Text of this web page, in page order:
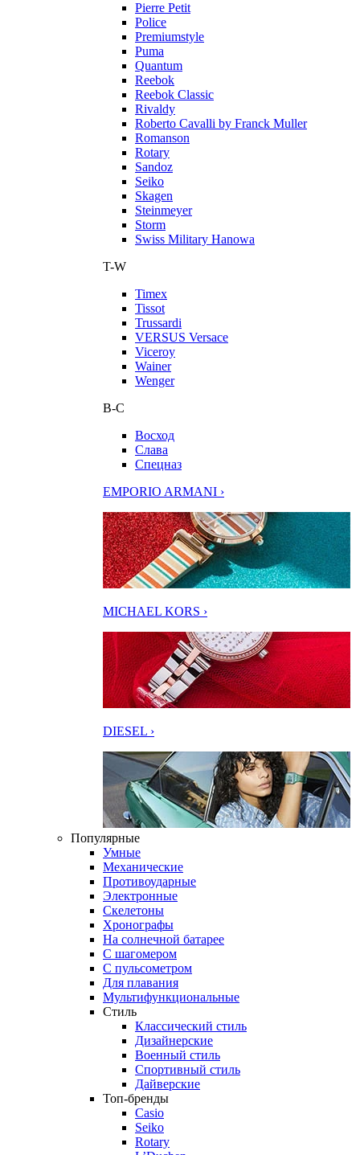
Pierre Petit
Police
Premiumstyle
Puma
Quantum
Reebok
Reebok Classic
Rivaldy
Roberto Cavalli by Franck Muller
Romanson
Rotary
Sandoz
Seiko
Skagen
Steinmeyer
Storm
Swiss Military Hanowa
T-W
Timex
Tissot
Trussardi
VERSUS Versace
Viceroy
Wainer
Wenger
В-С
Восход
Слава
Спецназ
EMPORIO ARMANI ›
MICHAEL KORS ›
DIESEL ›
Популярные
Умные
Механические
Противоударные
Электронные
Скелетоны
Хронографы
На солнечной батарее
С шагомером
С пульсометром
Для плавания
Мультифункциональные
Стиль
Классический стиль
Дизайнерские
Военный стиль
Спортивный стиль
Дайверские
Топ-бренды
Casio
Seiko
Rotary